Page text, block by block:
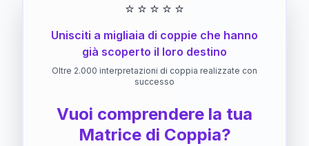
⭐ ⭐ ⭐ ⭐ ⭐
Unisciti a migliaia di coppie che hanno
già scoperto il loro destino
Oltre 2.000 interpretazioni di coppia realizzate con
successo
Vuoi comprendere la tua
Matrice di Coppia?